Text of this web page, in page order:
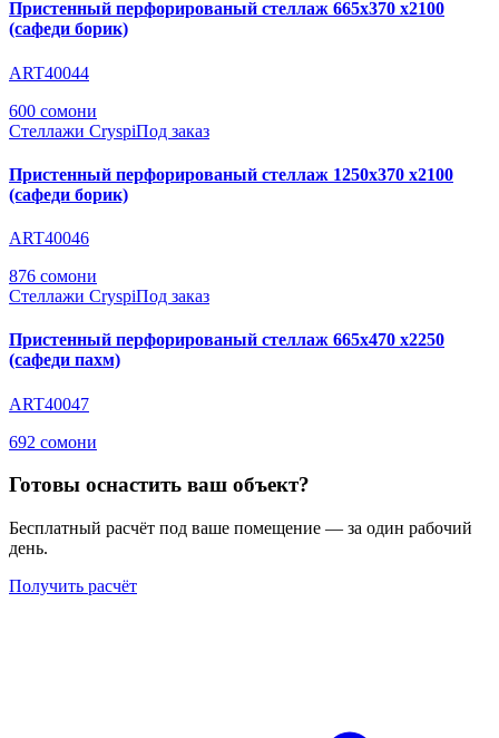
Пристенный перфорированый стеллаж 665х370 х2100
(сафеди борик)
ART40044
600 сомони
Стеллажи CryspiПод заказ
Пристенный перфорированый стеллаж 1250х370 х2100
(сафеди борик)
ART40046
876 сомони
Стеллажи CryspiПод заказ
Пристенный перфорированый стеллаж 665х470 х2250
(сафеди пахм)
ART40047
692 сомони
Готовы оснастить ваш объект?
Бесплатный расчёт под ваше помещение — за один рабочий
день.
Получить расчёт